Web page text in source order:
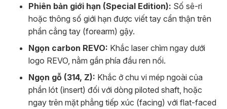
Phiên bản giới hạn (Special Edition): Số sê-ri
hoặc thông số giới hạn được viết tay cẩn thận trên
phần cẳng tay (forearm) gậy.
Ngọn carbon REVO: Khắc laser chìm ngay dưới
logo REVO, nằm gần phía đầu ren nối.
Ngọn gỗ (314, Z): Khắc ở chu vi mép ngoài của
phần lót (insert) đối với dòng piloted shaft, hoặc
ngay trên mặt phẳng tiếp xúc (facing) với flat-faced